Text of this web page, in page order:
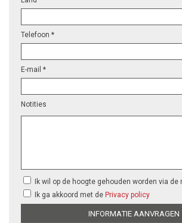
Telefoon *
E-mail *
Notities
Ik wil op de hoogte gehouden worden via de
Ik ga akkoord met de Privacy policy